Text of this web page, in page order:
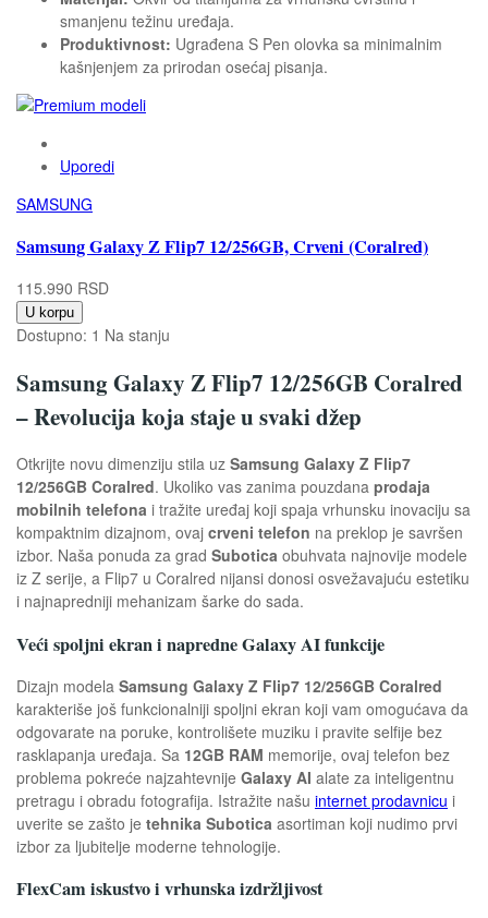
smanjenu težinu uređaja.
Produktivnost: Ugrađena S Pen olovka sa minimalnim
kašnjenjem za prirodan osećaj pisanja.
Uporedi
SAMSUNG
Samsung Galaxy Z Flip7 12/256GB, Crveni (Coralred)
115.990 RSD
U korpu
Dostupno: 1 Na stanju
Samsung Galaxy Z Flip7 12/256GB Coralred
– Revolucija koja staje u svaki džep
Otkrijte novu dimenziju stila uz Samsung Galaxy Z Flip7
12/256GB Coralred. Ukoliko vas zanima pouzdana prodaja
mobilnih telefona i tražite uređaj koji spaja vrhunsku inovaciju sa
kompaktnim dizajnom, ovaj crveni telefon na preklop je savršen
izbor. Naša ponuda za grad Subotica obuhvata najnovije modele
iz Z serije, a Flip7 u Coralred nijansi donosi osvežavajuću estetiku
i najnapredniji mehanizam šarke do sada.
Veći spoljni ekran i napredne Galaxy AI funkcije
Dizajn modela Samsung Galaxy Z Flip7 12/256GB Coralred
karakteriše još funkcionalniji spoljni ekran koji vam omogućava da
odgovarate na poruke, kontrolišete muziku i pravite selfije bez
rasklapanja uređaja. Sa 12GB RAM memorije, ovaj telefon bez
problema pokreće najzahtevnije Galaxy AI alate za inteligentnu
pretragu i obradu fotografija. Istražite našu internet prodavnicu i
uverite se zašto je tehnika Subotica asortiman koji nudimo prvi
izbor za ljubitelje moderne tehnologije.
FlexCam iskustvo i vrhunska izdržljivost